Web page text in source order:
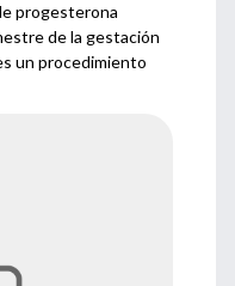
progesterona
de la gestación
un procedimiento